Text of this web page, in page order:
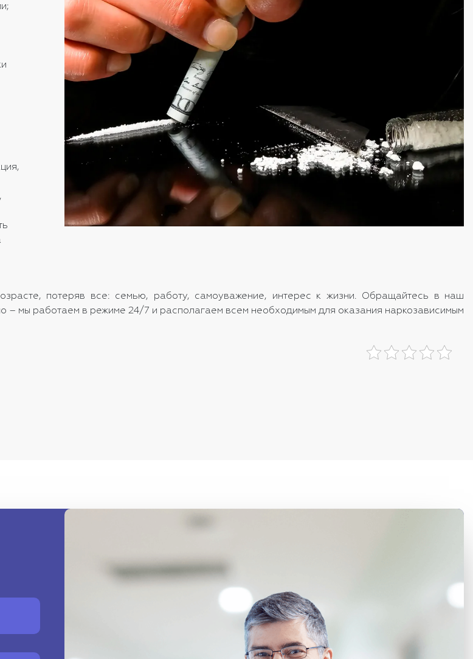
потеряв все: семью, работу, самоуважение, интерес к жизни. Обращайтесь в наш
– мы работаем в режиме 24/7 и располагаем всем необходимым для оказания наркозависимым